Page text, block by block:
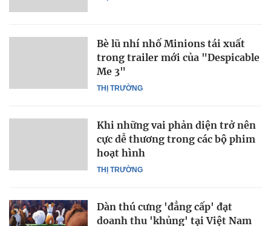
THỊ TRƯỜNG
Bè lũ nhí nhố Minions tái xuất
trong trailer mới của "Despicable
Me 3"
THỊ TRƯỜNG
Khi những vai phản diện trở nên
cực dễ thương trong các bộ phim
hoạt hình
Dàn thú cưng 'đẳng cấp' đạt
doanh thu 'khủng' tại Việt Nam